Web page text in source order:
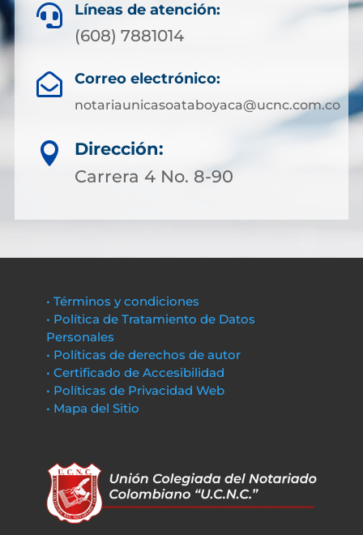
 Líneas de atención:
(608) 7881014
 Correo electrónico:
notariaunicasoataboyaca@ucnc.com.co

Dirección:
Carrera 4 No. 8-90
• Términos y condiciones
• Política de Tratamiento de Datos
Personales
• Políticas de derechos de autor
• Certificado de Accesibilidad
• Políticas de Privacidad Web
• Mapa del Sitio